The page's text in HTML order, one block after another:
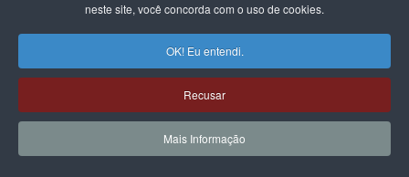
neste site, você concorda com o uso de cookies.
OK! Eu entendi.
Recusar
Mais Informação